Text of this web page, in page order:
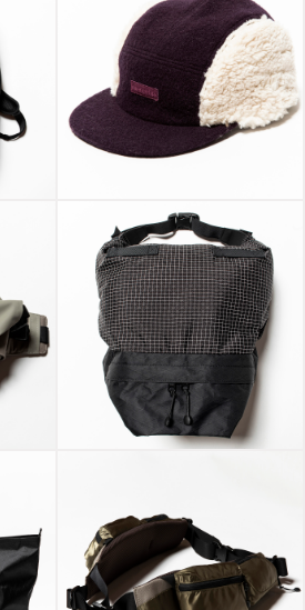
Retro Fleece Melton
X-Pac™/Spectra®
“Lid”